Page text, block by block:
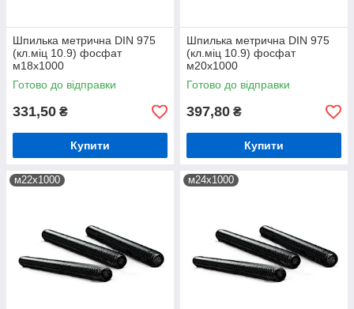
Шпилька метрична DIN 975
(кл.міц 10.9) фосфат
м18х1000
Готово до відправки
331,50 ₴
Купити
Шпилька метрична DIN 975
(кл.міц 10.9) фосфат
м20х1000
Готово до відправки
397,80 ₴
Купити
м22х1000 м24х1000